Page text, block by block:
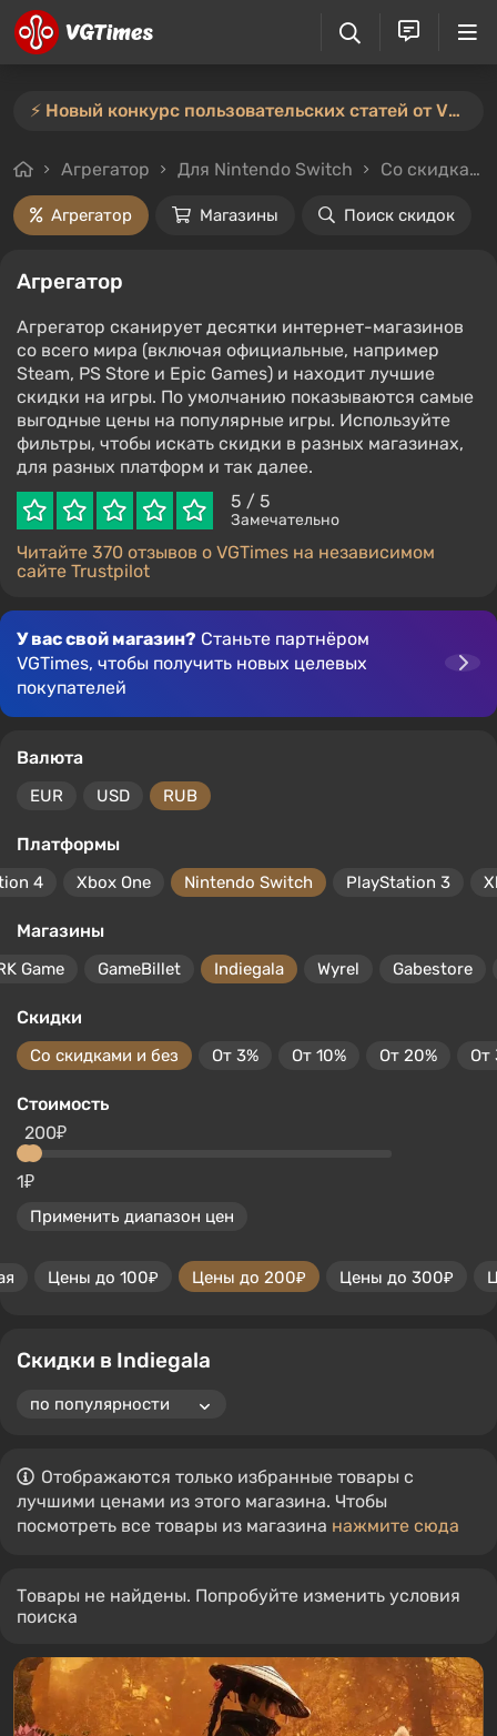
⚡️ Новый конкурс пользовательских статей от VGTimes — участвуйте тут ⚡️
Агрегатор Для Nintendo Switch Со скидками и без
Агрегатор Магазины Поиск скидок
Агрегатор
Агрегатор сканирует десятки интернет-магазинов
со всего мира (включая официальные, например
Steam, PS Store и Epic Games) и находит лучшие
скидки на игры. По умолчанию показываются самые
выгодные цены на популярные игры. Используйте
фильтры, чтобы искать скидки в разных магазинах,
для разных платформ и так далее.
5 / 5
Замечательно
Читайте 370 отзывов о VGTimes на независимом
сайте Trustpilot
У вас свой магазин? Станьте партнёром
VGTimes, чтобы получить новых целевых
покупателей
Валюта
EUR USD RUB
Платформы
4 Xbox One Nintendo Switch PlayStation 3
Магазины
Game GameBillet Indiegala Wyrel Gabestore
Скидки
Со скидками и без От 3% От 10% От 20% От
Стоимость
1₽
200₽
Применить диапазон цен
Цены до 100₽ Цены до 200₽ Цены до 300₽
Скидки в Indiegala
Отображаются только избранные товары с
лучшими ценами из этого магазина. Чтобы
посмотреть все товары из магазина нажмите сюда
Товары не найдены. Попробуйте изменить условия
поиска